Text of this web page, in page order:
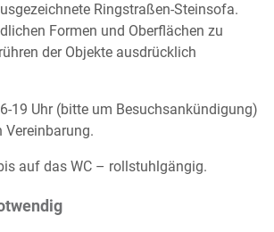
Ringstraßen-Steinsofa.
Formen und Oberflächen zu
der Objekte ausdrücklich
19 Uhr (bitte um Besuchsankündigung)
Vereinbarung.
auf das WC – rollstuhlgängig.